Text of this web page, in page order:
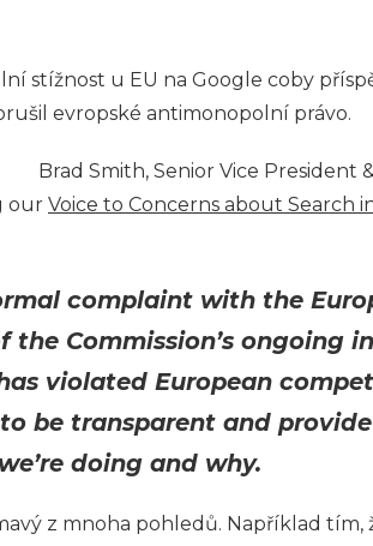
stížnost u EU na Google coby
evropské antimonopolní právo.
Brad Smith, Senior Vice President
our Voice to Concerns about Search
complaint with the
the Commission’s ongoing
violated European
be transparent and provide
doing and why.
z mnoha pohledů. Například tím,